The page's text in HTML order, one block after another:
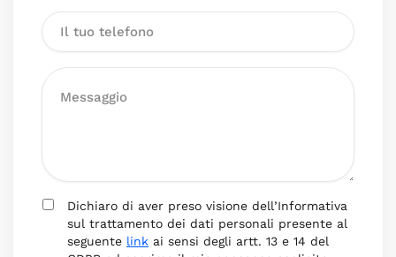
Dichiaro di aver preso visione dell’Informativa
sul trattamento dei dati personali presente al
seguente link ai sensi degli artt. 13 e 14 del